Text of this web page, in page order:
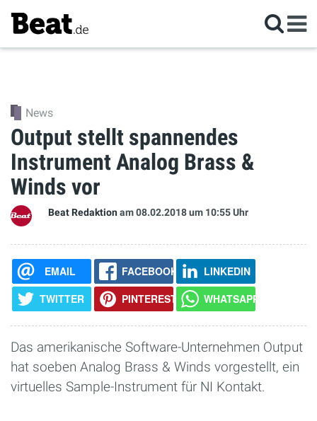
News
Output stellt spannendes
Instrument Analog Brass &
Winds vor
Beat Redaktionam 08.02.2018um 10:55 Uhr
EMAIL FACEBOOK
LINKEDIN
TWITTER
PINTEREST WHATSAPP
Das amerikanische Software-Unternehmen Output
hat soeben Analog Brass & Winds vorgestellt, ein
virtuelles Sample-Instrument für NI Kontakt.